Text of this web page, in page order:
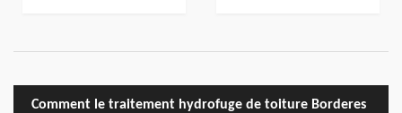
Comment le traitement hydrofuge de toiture Borderes